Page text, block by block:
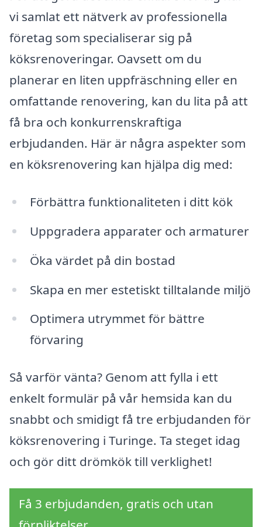
vi samlat ett nätverk av professionella
företag som specialiserar sig på
köksrenoveringar. Oavsett om du
planerar en liten uppfräschning eller en
omfattande renovering, kan du lita på att
få bra och konkurrenskraftiga
erbjudanden. Här är några aspekter som
en köksrenovering kan hjälpa dig med:
Förbättra funktionaliteten i ditt kök
Uppgradera apparater och armaturer
Öka värdet på din bostad
Skapa en mer estetiskt tilltalande miljö
Optimera utrymmet för bättre
förvaring
Så varför vänta? Genom att fylla i ett
enkelt formulär på vår hemsida kan du
snabbt och smidigt få tre erbjudanden för
köksrenovering i Turinge. Ta steget idag
och gör ditt drömkök till verklighet!
Få 3 erbjudanden, gratis och utan